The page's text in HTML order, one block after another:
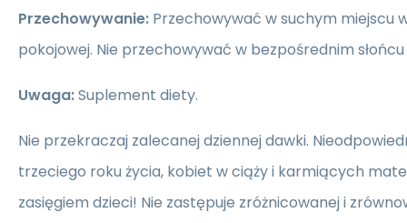
Przechowywanie: Przechowywać w suchym miejscu
pokojowej. Nie przechowywać w bezpośrednim
Uwaga:Suplement diety.
Nie przekraczaj zalecanej dziennej dawki.
trzeciego roku życia, kobiet w ciąży i karmiących
zasięgiem dzieci! Nie zastępuje zróżnicowanej i